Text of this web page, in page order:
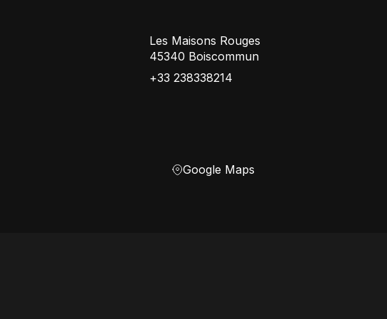
Les Maisons Rouges
45340 Boiscommun
+33 238338214
Google Maps